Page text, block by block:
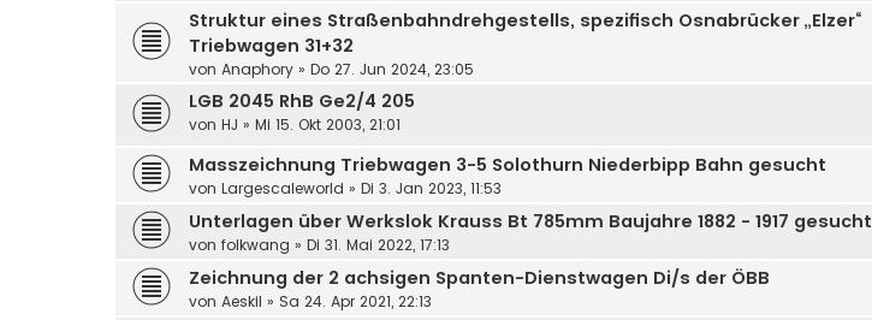
Struktur eines Straßenbahndrehgestells, spezifisch Osnabrücker „Elzer“
Triebwagen 31+32
von Anaphory » Do 27. Jun 2024, 23:05
LGB 2045 RhB Ge2/4 205
von HJ » Mi 15. Okt 2003, 21:01
Masszeichnung Triebwagen 3-5 Solothurn Niederbipp Bahn gesucht
von Largescaleworld » Di 3. Jan 2023, 11:53
Unterlagen über Werkslok Krauss Bt 785mm Baujahre 1882 - 1917 gesucht
von folkwang » Di 31. Mai 2022, 17:13
Zeichnung der 2 achsigen Spanten-Dienstwagen Di/s der ÖBB
von Aeskil » Sa 24. Apr 2021, 22:13